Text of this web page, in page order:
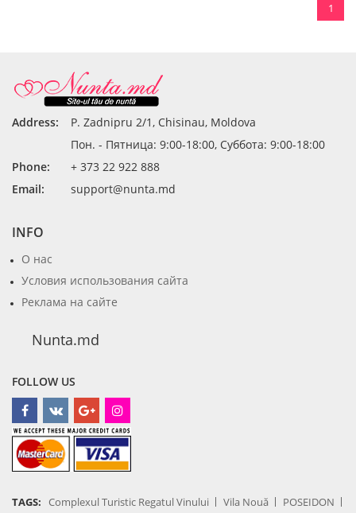
1
Address:
P. Zadnipru 2/1, Chisinau, Moldova
Пон. - Пятница: 9:00-18:00, Суббота: 9:00-18:00
Phone:
+ 373 22 922 888
Email:
support@nunta.md
INFO
О нас
Условия использования сайта
Реклама на сайте
Nunta.md
FOLLOW US
TAGS: Complexul Turistic Regatul Vinului Vila Nouă POSEIDON